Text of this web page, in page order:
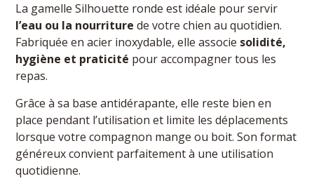
La gamelle Silhouette ronde est idéale pour servir
l’eau ou la nourriture de votre chien au quotidien.
Fabriquée en acier inoxydable, elle associe solidité,
hygiène et praticité pour accompagner tous les
repas.
Grâce à sa base antidérapante, elle reste bien en
place pendant l’utilisation et limite les déplacements
lorsque votre compagnon mange ou boit. Son format
généreux convient parfaitement à une utilisation
quotidienne.